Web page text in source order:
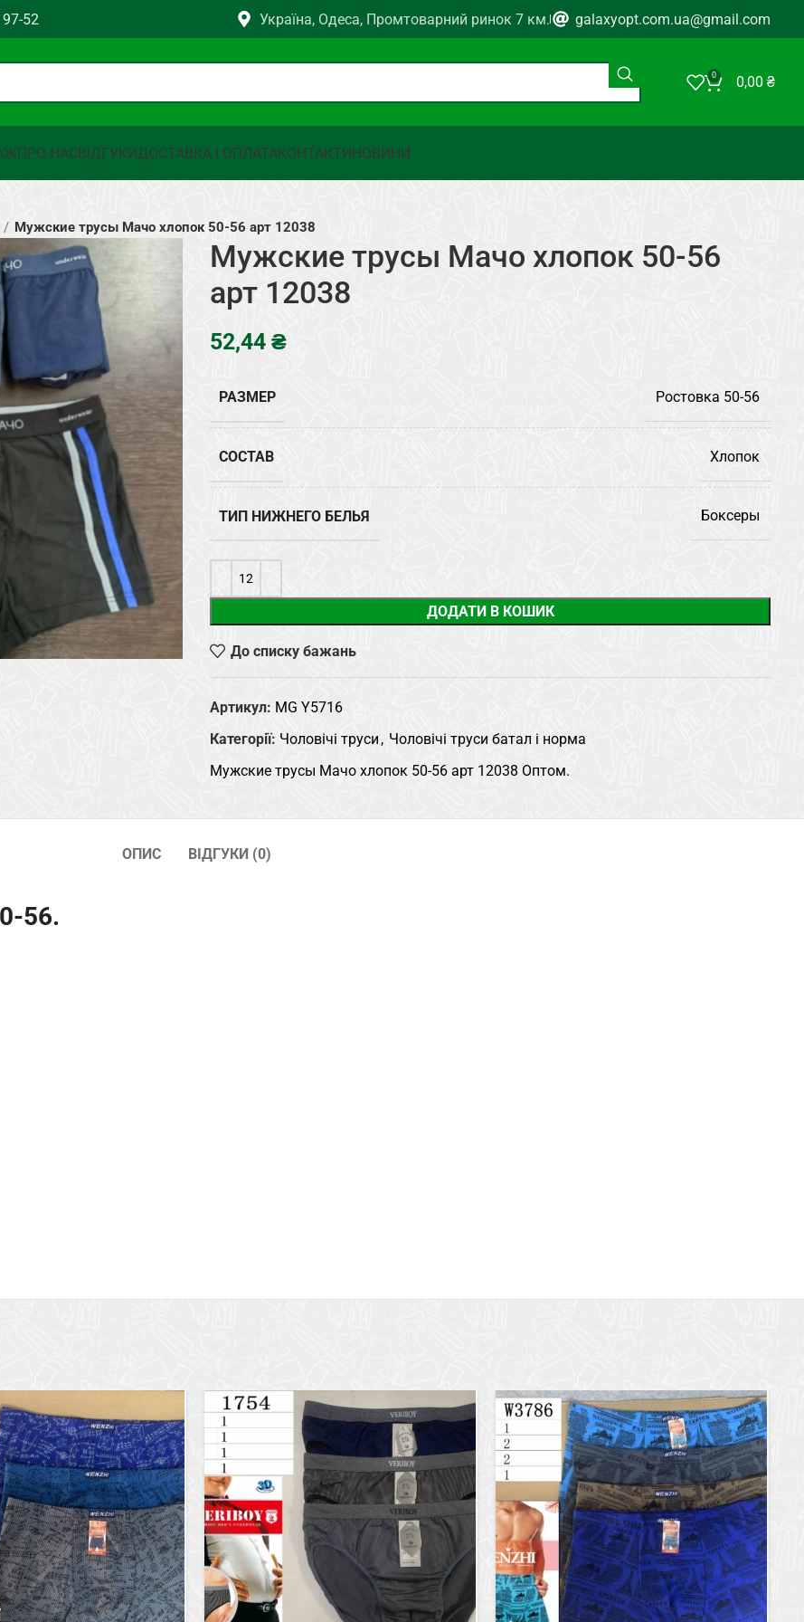
52 Україна, Одеса, Промтоварний ринок 7 км. galaxyopt.com.ua@gmail.com
0 0,00 ₴
ПРО НАСВІДГУКИДОСТАВКА І ОПЛАТАКОНТАКТИНОВИНИ
Мужские трусы Мачо хлопок 50-56 арт 12038
Мужские трусы Мачо хлопок 50-56
арт 12038
₴
РАЗМЕР Ростовка 50-56
СОСТАВ Хлопок
ТИП НИЖНЕГО БЕЛЬЯ Боксеры
ДОДАТИ В КОШИК
До списку бажань
Артикул: MG Y5716
Категорії: Чоловічі труси , Чоловічі труси батал і норма
Мужские трусы Мачо хлопок 50-56 арт 12038 Оптом.
ОПИС ВІДГУКИ (0)
56.